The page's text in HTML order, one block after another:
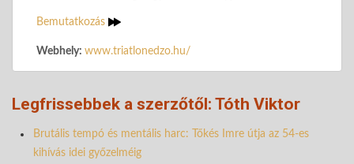
Bemutatkozás
Webhely: www.triatlonedzo.hu/
Legfrissebbek a szerzőtől: Tóth Viktor
Brutális tempó és mentális harc: Tőkés Imre útja az 54-es
kihívás idei győzelméig